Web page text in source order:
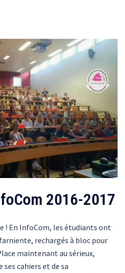
2016-2017
! En InfoCom, les étudiants ont
rechargés à bloc pour
maintenant au sérieux,
cahiers et de sa